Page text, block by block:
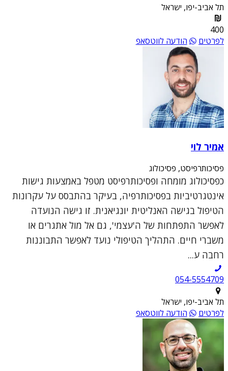
תל אביב-יפו, ישראל
400
לפרטים
הודעה לווטסאפ
אמיר לוי
פסיכותרפיסט, פסיכולוג
כפסיכולוג מומחה ופסיכותרפיסט מטפל באמצעות גישות
אינטגרטיביות בפסיכותרפיה, בעיקר בהתבסס על עקרונות
הטיפול בגישה האנליטית יונגיאנית. זו גישה הנועדה
לאפשר התפתחות של ה'עצמי', גם אל מול אתגרים או
משברי חיים. התהליך הטיפולי נועד לאפשר התבוננות
רחבה ע...
054-5554709
תל אביב-יפו, ישראל
לפרטים
הודעה לווטסאפ